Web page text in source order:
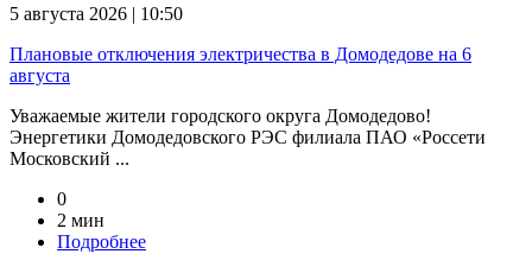
5 августа 2026 | 10:50
Плановые отключения электричества в Домодедове на 6
августа
Уважаемые жители городского округа Домодедово!
Энергетики Домодедовского РЭС филиала ПАО «Россети
Московский ...
0
2 мин
Подробнее